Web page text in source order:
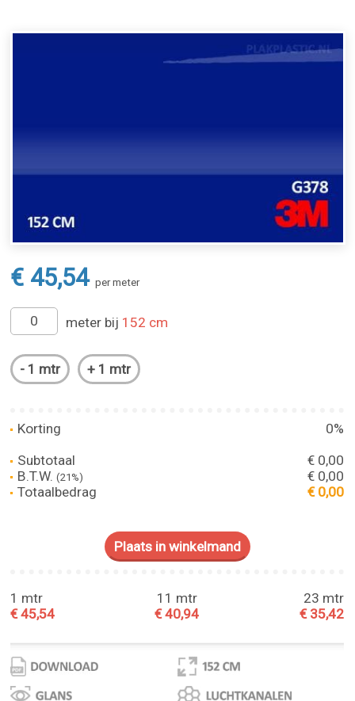
€ 45,54 per meter
meter bij 152 cm
Korting
0%
Subtotaal
€ 0,00
B.T.W.(21%)
€ 0,00
Totaalbedrag
€ 0,00
1 mtr
€ 45,54
11 mtr
€ 40,94
23 mtr
€ 35,42